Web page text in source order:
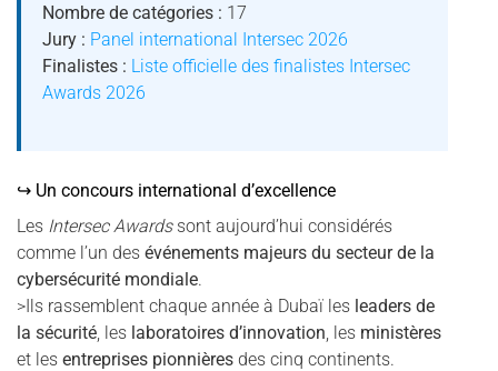
Nombre de catégories : 17
Jury : Panel international Intersec 2026
Finalistes : Liste officielle des finalistes Intersec
Awards 2026
↪ Un concours international d’excellence
Les Intersec Awardssont aujourd’hui considérés
comme l’un des événements majeurs du secteur de la
cybersécurité mondiale.
>Ils rassemblent chaque année à Dubaï les leaders de
la sécurité, les laboratoires d’innovation, les ministères
et les entreprises pionnières des cinq continents.